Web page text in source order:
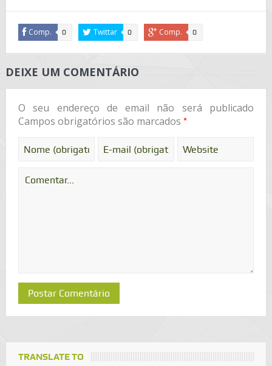
Comp. 0 Twittar 0 Comp. 0
DEIXE UM COMENTÁRIO
O seu endereço de email não será publicado
Campos obrigatórios são marcados *
TRANSLATE TO